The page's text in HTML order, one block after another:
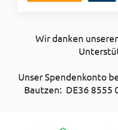
Wir danken
Unser Spendenkonto
Bautzen: DE36 8555